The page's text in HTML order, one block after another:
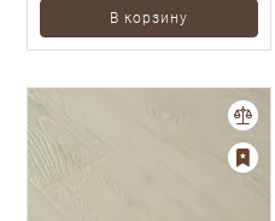
В корзину